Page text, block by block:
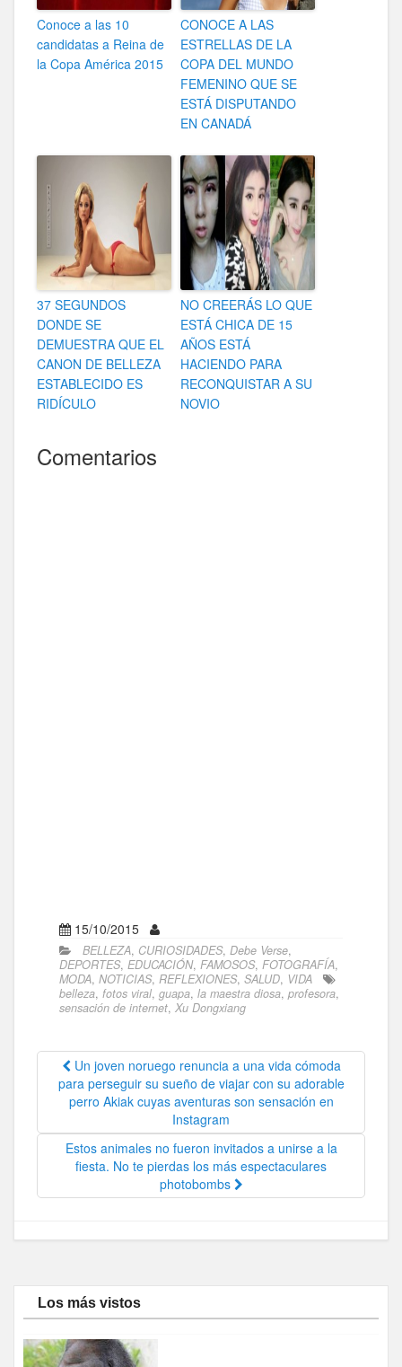
Conoce a las 10
candidatas a Reina de
la Copa América 2015
CONOCE A LAS
ESTRELLAS DE LA
COPA DEL MUNDO
FEMENINO QUE SE
ESTÁ DISPUTANDO
EN CANADÁ
37 SEGUNDOS
DONDE SE
DEMUESTRA QUE EL
CANON DE BELLEZA
ESTABLECIDO ES
RIDÍCULO
NO CREERÁS LO QUE
ESTÁ CHICA DE 15
AÑOS ESTÁ
HACIENDO PARA
RECONQUISTAR A SU
NOVIO
Comentarios
15/10/2015
BELLEZA, CURIOSIDADES, Debe Verse,
DEPORTES, EDUCACIÓN, FAMOSOS, FOTOGRAFÍA,
MODA, NOTICIAS, REFLEXIONES, SALUD, VIDA
belleza, fotos viral, guapa, la maestra diosa, profesora,
sensación de internet, Xu Dongxiang
Un joven noruego renuncia a una vida cómoda
para perseguir su sueño de viajar con su adorable
perro Akiak cuyas aventuras son sensación en
Instagram
Estos animales no fueron invitados a unirse a la
fiesta. No te pierdas los más espectaculares
photobombs
Los más vistos